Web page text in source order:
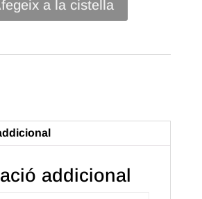
a la cistella
addicional